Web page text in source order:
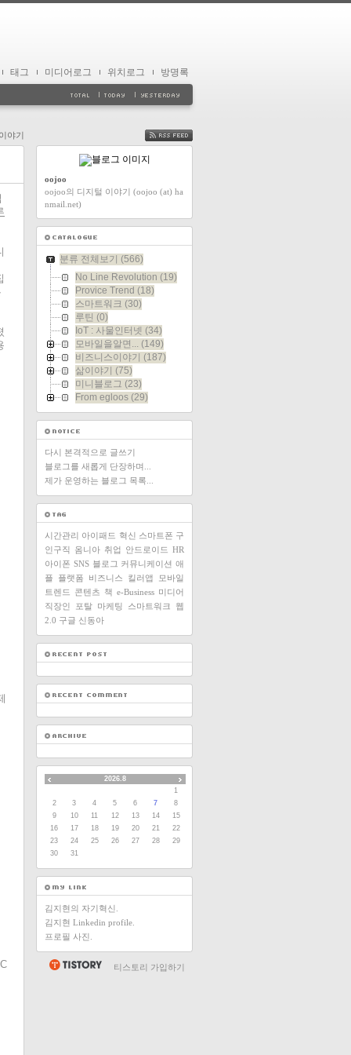
태그 미디어로그 위치로그 방명록
야기
FEED
oojoo
oojoo의 디지털 이야기 (oojoo (at) ha
nmail.net)
분류 전체보기
(566)
No Line Revolution (19)
Provice Trend (18)
스마트워크 (30)
루틴 (0)
IoT : 사물인터넷 (34)
모바일을알면... (149)
비즈니스이야기
(187)
삶이야기
(75)
미니블로그 (23)
From egloos (29)
다시 본격적으로 글쓰기
블로그를 새롭게 단장하며...
제가 운영하는 블로그 목록...
시간관리 아이패드 혁신 스마트폰 구
인구직 옴니아 취업 안드로이드 HR
아이폰 SNS 블로그 커뮤니케이션 애
플
플랫폼 비즈니스 킬러앱
모바일
트렌드
콘텐츠 책 e-Business 미디어
직장인
포탈 마케팅 스마트워크
웹
2.0 구글 신동아
2026.8
1
2
3 4 5 6 7
8
9
10 11 12 13 14
15
16
17 18 19 20 21
22
23
24 25 26 27 28
29
30
31
김지현의 자기혁신.
김지현 Linkedin profile.
프로필 사진.
티스토리 가입하기